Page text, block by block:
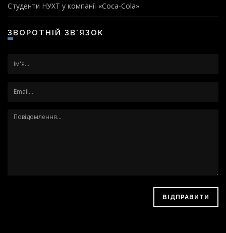
Студенти НУХТ у компанії «Coca-Cola»
ЗВОРОТНІЙ ЗВ'ЯЗОК
ВІДПРАВИТИ